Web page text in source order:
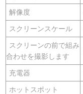
解像度
スクリーンスケール
スクリーンの前で組み
合わせを撮影します
充電器
ホットスポット